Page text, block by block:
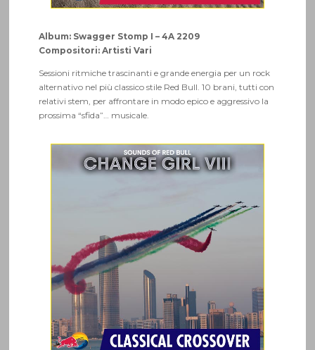
Album: Swagger Stomp I – 4A 2209
Compositori: Artisti Vari
Sessioni ritmiche trascinanti e grande energia per un rock
alternativo nel più classico stile Red Bull. 10 brani, tutti con
relativi stem, per affrontare in modo epico e aggressivo la
prossima “sfida”… musicale.